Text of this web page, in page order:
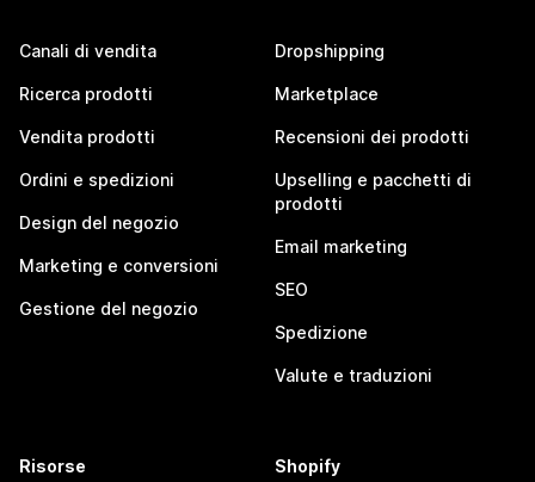
Canali di vendita
Ricerca prodotti
Vendita prodotti
Ordini e spedizioni
Design del negozio
Marketing e conversioni
Gestione del negozio
Dropshipping
Marketplace
Recensioni dei prodotti
Upselling e pacchetti di
prodotti
Email marketing
SEO
Spedizione
Valute e traduzioni
Risorse Shopify